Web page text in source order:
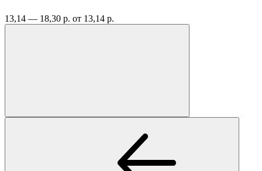
13,14 — 18,30 р. от 13,14 р.